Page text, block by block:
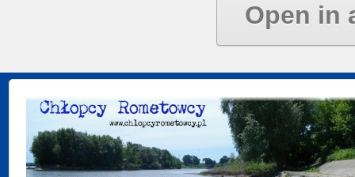
Open in